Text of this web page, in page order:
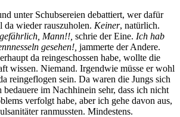
unter Schubsereien debattiert, wer dafür
da wieder rauszuholen. Keiner, natürlich.
Mann!!, schrie der Eine. Ich hab
gesehen!, jammerte der Andere.
da reingeschossen habe, wollte die
wissen. Niemand. Irgendwie müsse er wohl
reingeflogen sein. Da waren die Jungs sich
im Nachhinein sehr, dass ich nicht
verfolgt habe, aber ich gehe davon aus,
ranmussten. Mindestens.